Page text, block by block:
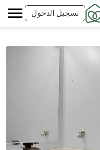
تسجيل الدخول